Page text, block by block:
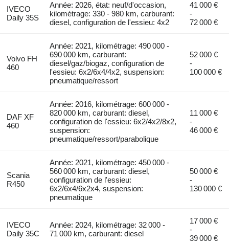
IVECO
Daily 35S
Année: 2026, état: neuf/d'occasion,
kilométrage: 330 - 980 km, carburant:
diesel, configuration de l'essieu: 4x2
41 000 €
-
72 000 €
Volvo FH
460
Année: 2021, kilométrage: 490 000 -
690 000 km, carburant:
diesel/gaz/biogaz, configuration de
l'essieu: 6x2/6x4/4x2, suspension:
pneumatique/ressort
52 000 €
-
100 000 €
DAF XF
460
Année: 2016, kilométrage: 600 000 -
820 000 km, carburant: diesel,
configuration de l'essieu: 6x2/4x2/8x2,
suspension:
pneumatique/ressort/parabolique
11 000 €
-
46 000 €
Scania
R450
Année: 2021, kilométrage: 450 000 -
560 000 km, carburant: diesel,
configuration de l'essieu:
6x2/6x4/6x2x4, suspension:
pneumatique
50 000 €
-
130 000 €
IVECO
Daily 35C
Année: 2024, kilométrage: 32 000 -
71 000 km, carburant: diesel
17 000 €
-
39 000 €